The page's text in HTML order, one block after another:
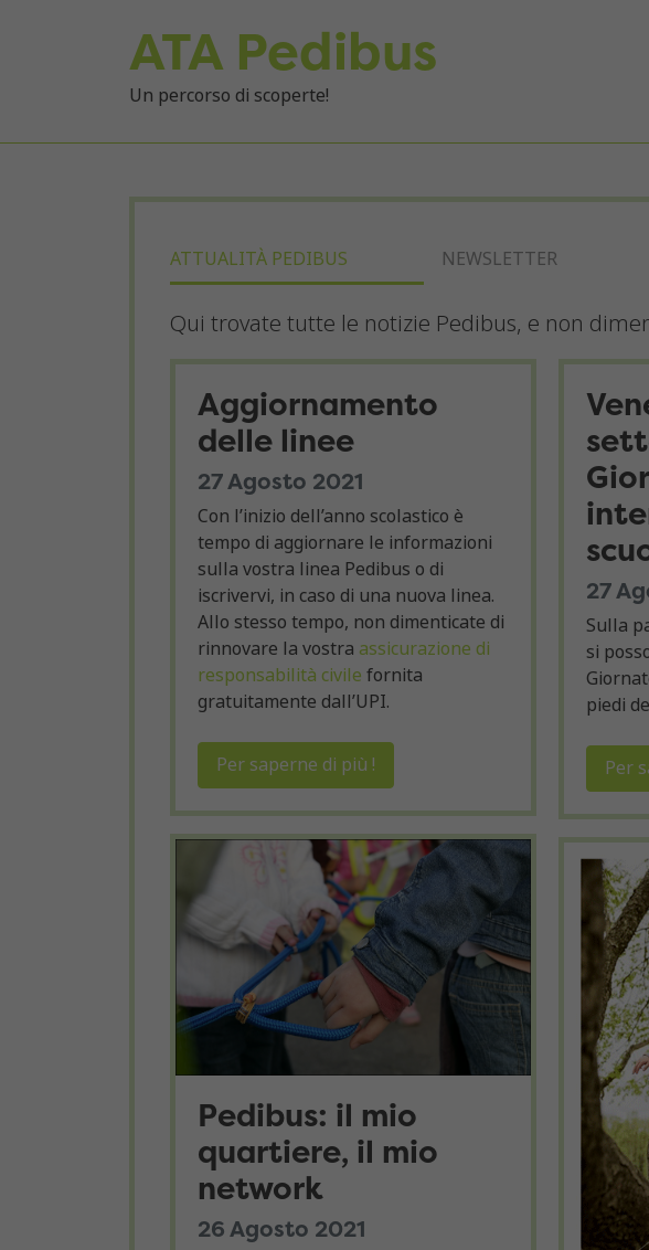
ATA Pedibus
Un percorso di scoperte!
ATTUALITÀ PEDIBUS NEWSLETTER
Qui trovate tutte le notizie Pedibus, e non
Aggiornamento
delle linee
27 Agosto 2021
Con l’inizio dell’anno scolastico è
tempo di aggiornare le informazioni
sulla vostra linea Pedibus o di
iscrivervi, in caso di una nuova linea.
Allo stesso tempo, non dimenticate di
rinnovare la vostra assicurazione di
responsabilità civile fornita
gratuitamente dall’UPI.
Per saperne di più !
27
Sulla
si
piedi
Per
Pedibus: il mio
quartiere, il mio
network
26 Agosto 2021